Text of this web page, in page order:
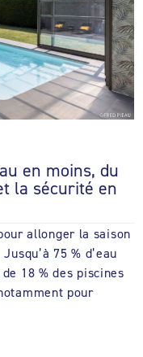
en moins, du
la sécurité en
allonger la saison
75 % d’eau
18 % des piscines
pour